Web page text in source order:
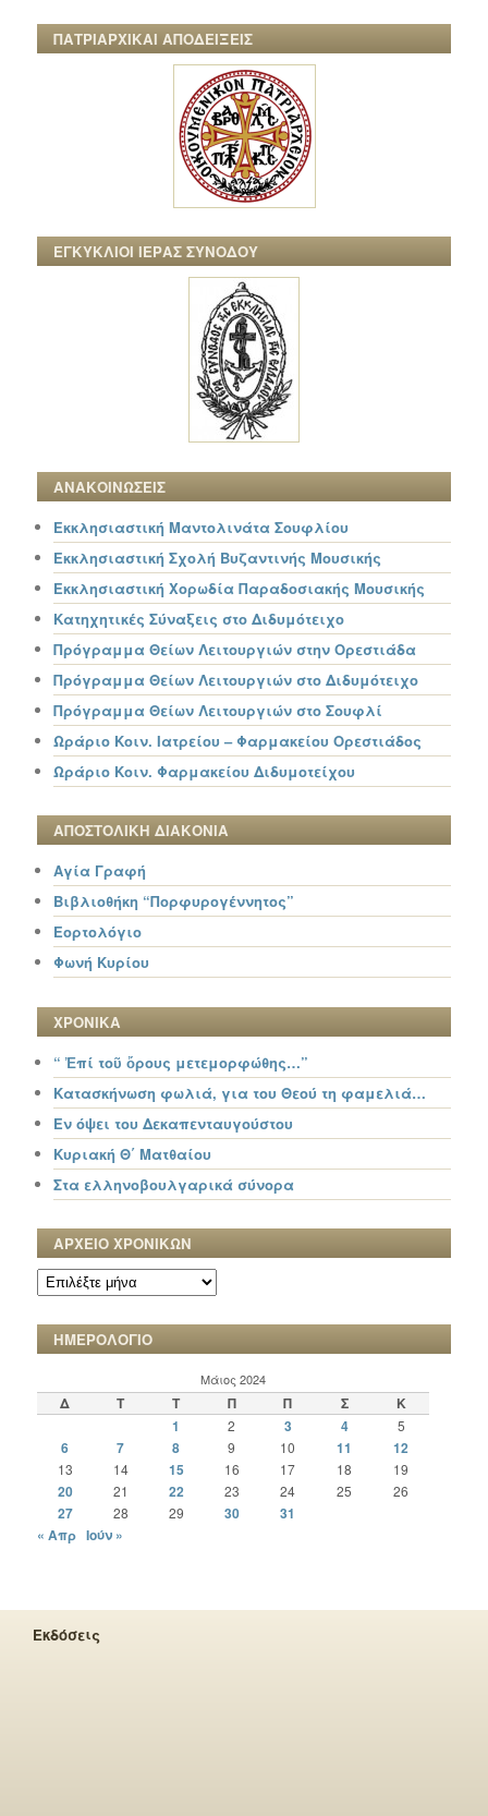
ΠΑΤΡΙΑΡΧΙΚΑΙ ΑΠΟΔΕΙΞΕΙΣ
ΕΓΚΥΚΛΙΟΙ ΙΕΡΑΣ ΣΥΝΟΔΟΥ
ΑΝΑΚΟΙΝΩΣΕΙΣ
Εκκλησιαστική Μαντολινάτα Σουφλίου
Εκκλησιαστική Σχολή Βυζαντινής Μουσικής
Εκκλησιαστική Χορωδία Παραδοσιακής Μουσικής
Κατηχητικές Σύναξεις στο Διδυμότειχο
Πρόγραμμα Θείων Λειτουργιών στην Ορεστιάδα
Πρόγραμμα Θείων Λειτουργιών στο Διδυμότειχο
Πρόγραμμα Θείων Λειτουργιών στο Σουφλί
Ωράριο Κοιν. Ιατρείου – Φαρμακείου Ορεστιάδος
Ωράριο Κοιν. Φαρμακείου Διδυμοτείχου
ΑΠΟΣΤΟΛΙΚΗ ΔΙΑΚΟΝΙΑ
Αγία Γραφή
Βιβλιοθήκη “Πορφυρογέννητος”
Εορτολόγιο
Φωνή Κυρίου
ΧΡΟΝΙΚΑ
“ Ἐπί τοῦ ὄρους μετεμορφώθης…”
Κατασκήνωση φωλιά, για του Θεού τη φαμελιά…
Εν όψει του Δεκαπενταυγούστου
Κυριακή Θ΄ Ματθαίου
Στα ελληνοβουλγαρικά σύνορα
ΑΡΧΕΙΟ ΧΡΟΝΙΚΩΝ
ΑΡΧΕΙΟ
ΧΡΟΝΙΚΩΝ
ΗΜΕΡΟΛΟΓΙΟ
Μάιος 2024
Δ Τ Τ Π Π Σ
Κ
1
2 3 4 5
6 7 8 9 10 11 12
13 14 15 16 17 18 19
20 21 22 23 24 25 26
27 28 29 30
31
« Απρ Ιούν »
Εκδόσεις